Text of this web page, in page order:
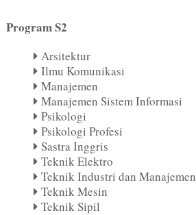
Program S2
Arsitektur
Ilmu Komunikasi
Manajemen
Manajemen Sistem Informasi
Psikologi
Psikologi Profesi
Sastra Inggris
Teknik Elektro
Teknik Industri dan Manajemen
Teknik Mesin
Teknik Sipil